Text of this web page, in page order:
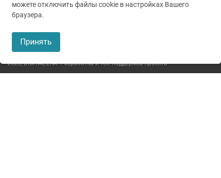
2026,DIGITAL.ERA. Разработка и тех. поддержка проекта
можете отключить файлы cookie в настройках Вашего
браузера.
Принять